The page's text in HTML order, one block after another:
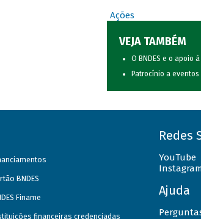
Ações
VEJA TAMBÉM
O BNDES e o apoio
Patrocínio a
BNDES
Finame
financeiras credenciadas
Redes
YouTube
Ajuda